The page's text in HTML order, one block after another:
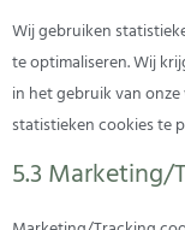
Wij gebruiken
te optimaliseren. Wij
in het gebruik van
statistieken cookies te
5.3 Marketing/